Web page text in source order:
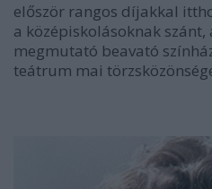
először rangos díjakkal
a középiskolásoknak
megmutató beavató
teátrum mai